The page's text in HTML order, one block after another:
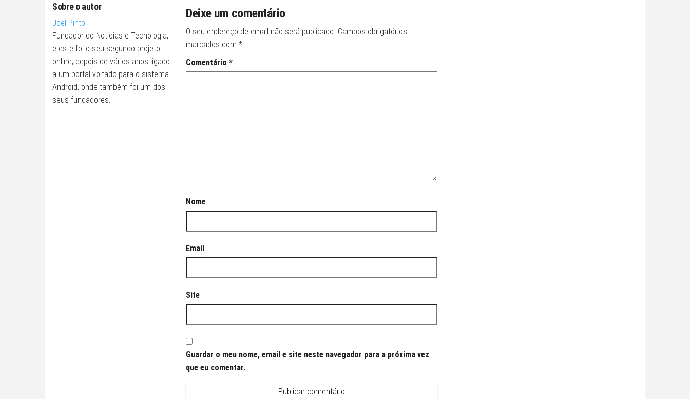
Sobre o autor
Joel Pinto
Fundador do Noticias e Tecnologia,
e este foi o seu segundo projeto
online, depois de vários anos ligado
a um portal voltado para o sistema
Android, onde também foi um dos
seus fundadores.
Deixe um comentário
O seu endereço de email não será publicado. Campos obrigatórios
marcados com *
Comentário *
Nome
Email
Site
Guardar o meu nome, email e site neste navegador para a próxima vez
que eu comentar.